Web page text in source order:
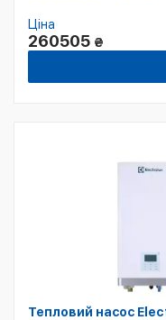
Ціна
260505 ₴
Тепловий насос